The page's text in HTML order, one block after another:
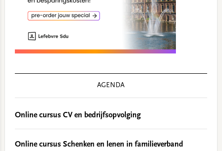
AGENDA
Online cursus CV en bedrijfsopvolging
Online cursus Schenken en lenen in familieverband